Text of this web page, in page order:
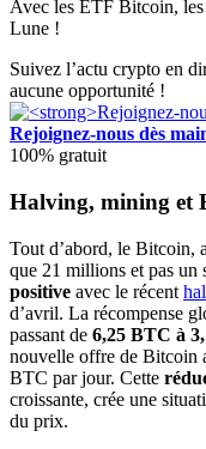
Avec les ETF Bitcoin, les
Lune !
Suivez l’actu crypto en
aucune opportunité !
Rejoignez-nous dès
100% gratuit
Halving, mining et
Tout d’abord, le Bitcoin,
que 21 millions et pas un
positive avec le récent
d’avril. La récompense
passant de 6,25 BTC à
nouvelle offre de Bitcoin
BTC par jour. Cette
croissante, crée une
du prix.